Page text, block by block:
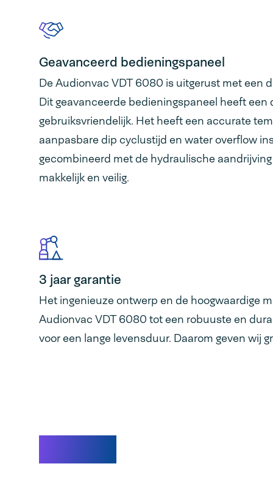
Geavanceerd bedieningspaneel
De Audionvac VDT 6080 is uitgerust met een
Dit geavanceerde bedieningspaneel heeft een
gebruiksvriendelijk. Het heeft een accurate
aanpasbare dip cyclustijd en water overflow
gecombineerd met de hydraulische
makkelijk en veilig.
3 jaar garantie
Het ingenieuze ontwerp en de hoogwaardige
Audionvac VDT 6080 tot een robuuste en
voor een lange levensduur. Daarom geven wij